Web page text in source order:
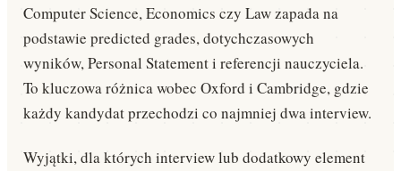
Computer Science, Economics czy Law zapada na
podstawie predicted grades, dotychczasowych
wyników, Personal Statement i referencji nauczyciela.
To kluczowa różnica wobec Oxford i Cambridge, gdzie
każdy kandydat przechodzi co najmniej dwa interview.
Wyjątki, dla których interview lub dodatkowy element